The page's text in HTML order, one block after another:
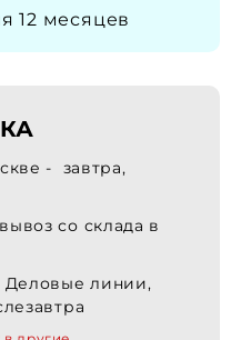
12 месяцев
- завтра,
со склада в
Деловые линии,